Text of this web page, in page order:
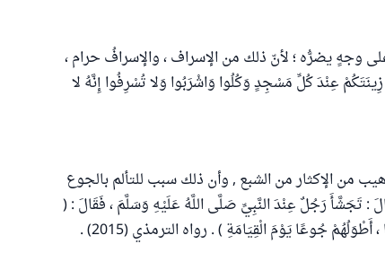
وجهٍ يضرُّه ؛ لأنّ ذلك من الإسراف ، والإسرافُ حرام ،
عِنْدَ كُلِّ مَسْجِدٍ وَكُلُوا وَاشْرَبُوا وَلا تُسْرِفُوا إِنَّهُ لا
من الإكثار من الشبع , وأن ذلك سبب للتألم بالجوع
: تَجَشَّأَ رَجُلٌ عِنْدَ النَّبِيِّ صَلَّى اللَّهُ عَلَيْهِ وَسَلَّمَ ، فَقَالَ : (
كُفَّ عَنَّا جُشَاءَكَ ، فَإِنَّ أَكْثَرَهُمْ شِبَعًا فِي الدُّنْيَا ، أَطْوَلُهُمْ جُوعًا يَوْمَ الْقِيَامَةِ ) . رواه الترمذي (2015) .